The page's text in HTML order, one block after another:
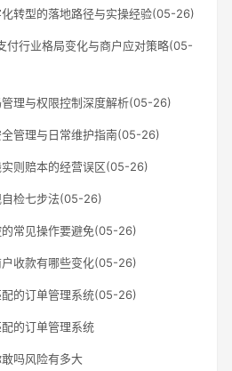
化转型的落地路径与实操经验(05-26)
付行业格局变化与商户应对策略(05-
管理与权限控制深度解析(05-26)
全管理与日常维护指南(05-26)
实则赔本的经营误区(05-26)
自检七步法(05-26)
的常见操作要避免(05-26)
户收款有哪些变化(05-26)
配的订单管理系统(05-26)
的订单管理系统
吗风险有多大